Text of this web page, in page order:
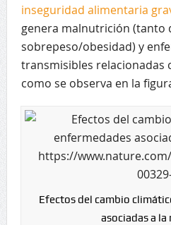
inseguridad alimentaria
genera malnutrición (tanto
sobrepeso/obesidad) y
transmisibles relacionadas
como se observa en la
Efectos del cambio
asociadas a la